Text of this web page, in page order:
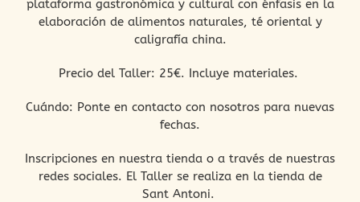
plataforma gastronómica y cultural con énfasis en la
elaboración de alimentos naturales, té oriental y
caligrafía china.
Precio del Taller: 25€. Incluye materiales.
Cuándo: Ponte en contacto con nosotros para nuevas
fechas.
Inscripciones en nuestra tienda o a través de nuestras
redes sociales. El Taller se realiza en la tienda de
Sant Antoni.